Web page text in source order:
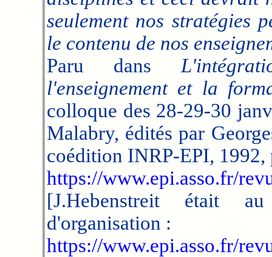
seulement nos stratégies
le contenu de nos
Paru dans
l'enseignement et la
colloque des 28-29-30
Malabry, édités par
coédition INRP-EPI, 1992,
https://www.epi.asso.fr/
[J.Hebenstreit était
d'organisation :
https://www.epi.asso.fr/